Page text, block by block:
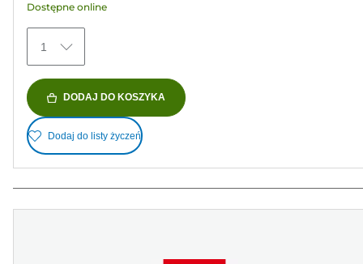
152
Recenzji
Dostępne online
1
DODAJ DO KOSZYKA
Dodaj do listy życzeń